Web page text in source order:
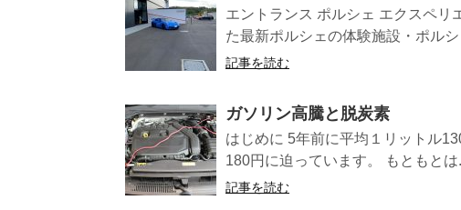
エントランス ポルシェ エクスペリ
た最新ポルシェの体験施設・ポル
記事を読む
ガソリン高騰と脱炭素
はじめに 5年前に平均１リットル
180円に迫っています。 もともとは
記事を読む